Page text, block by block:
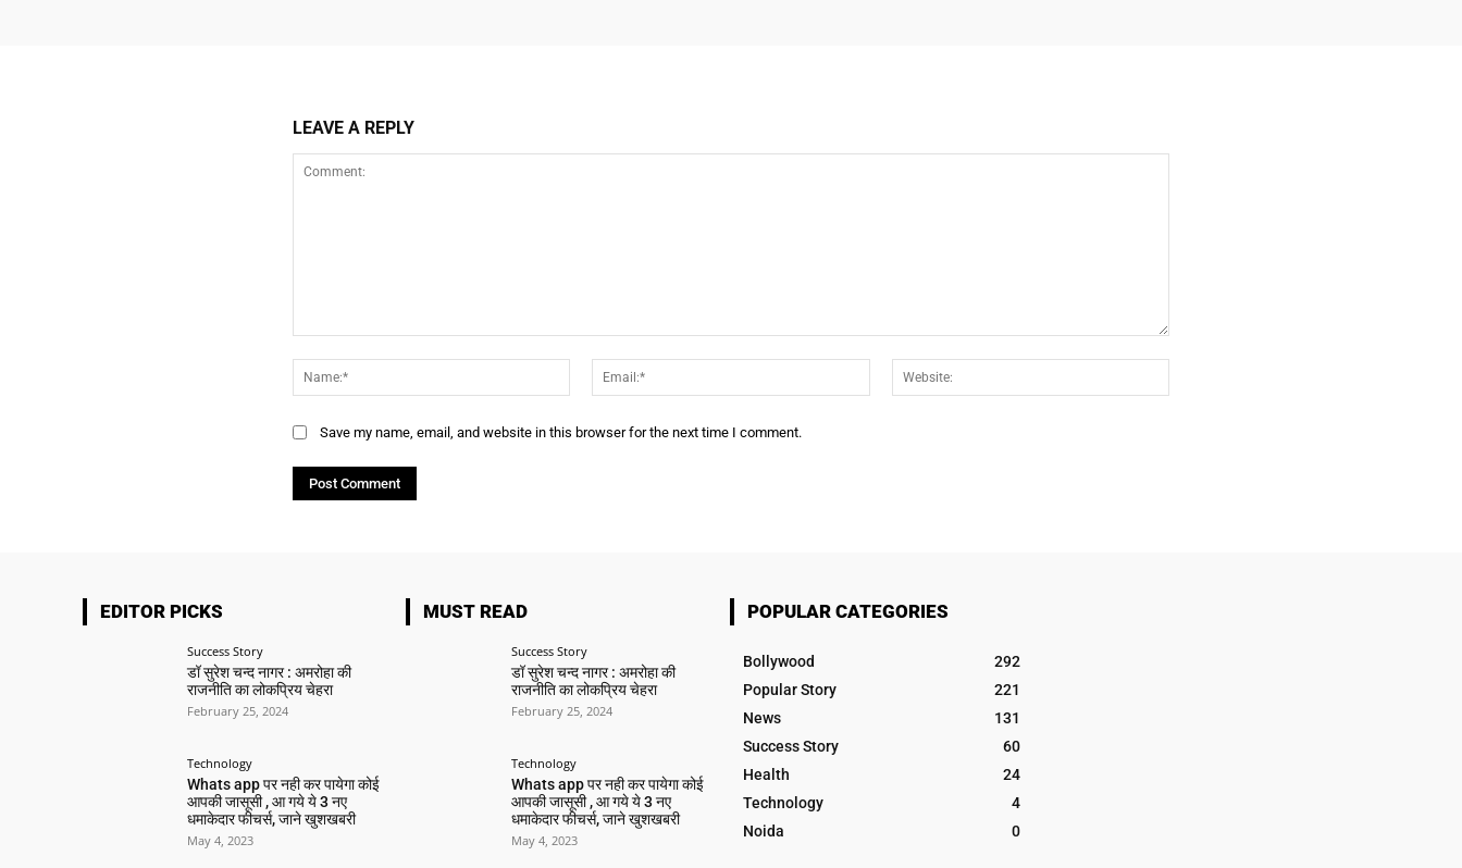
LEAVE A REPLY
Name:*
Email:*
Save my name, email, and website in this browser for the next time I comment.
EDITOR PICKS
Success Story
डॉ सुरेश चन्द नागर : अमरोहा की
राजनीति का लोकप्रिय चेहरा
February 25, 2024
Technology
Whats app पर नही कर पायेगा कोई
आपकी जासूसी , आ गये ये 3 नए
धमाकेदार फीचर्स, जाने खुशखबरी
May 4, 2023
MUST READ
Success Story
डॉ सुरेश चन्द नागर : अमरोहा की
राजनीति का लोकप्रिय चेहरा
February 25, 2024
Technology
Whats app पर नही कर पायेगा कोई
आपकी जासूसी , आ गये ये 3 नए
धमाकेदार फीचर्स, जाने खुशखबरी
May 4, 2023
POPULAR CATEGORIES
Bollywood
292
Popular Story
221
News
131
Success Story
60
Health
24
Technology
4
Noida
0